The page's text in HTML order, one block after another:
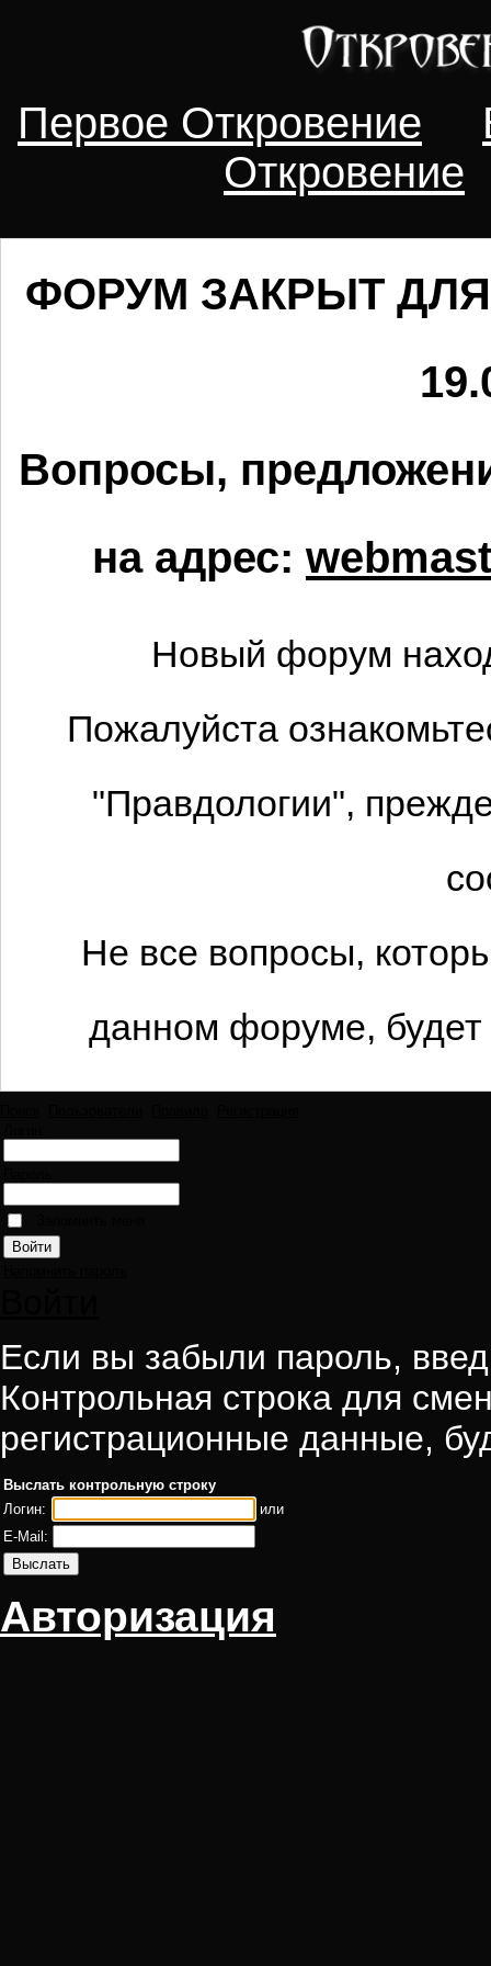
Первое Откровение
Откровение
ФОРУМ ЗАКРЫТ
Вопросы,
на адрес:
Новый форум
Пожалуйста
"Правдологии",
Не все вопросы,
данном форуме,
Если вы забыли пароль,
Контрольная строка для
регистрационные данные,
Выслать контрольную строку
Логин:
или
E-Mail:
Авторизация